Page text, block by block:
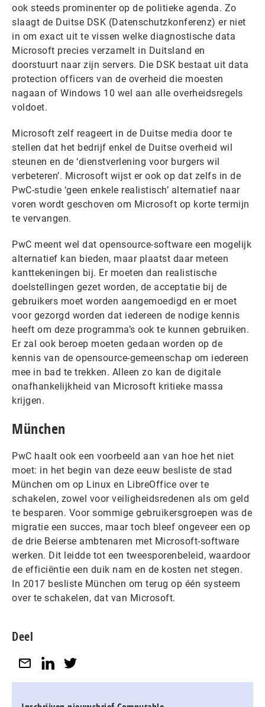
ook steeds prominenter op de politieke agenda. Zo
slaagt de Duitse DSK (Datenschutzkonferenz) er niet
in om exact uit te vissen welke diagnostische data
Microsoft precies verzamelt in Duitsland en
doorstuurt naar zijn servers. Die DSK bestaat uit data
protection officers van de overheid die moesten
nagaan of Windows 10 wel aan alle overheidsregels
voldoet.
Microsoft zelf reageert in de Duitse media door te
stellen dat het bedrijf enkel de Duitse overheid wil
steunen en de ‘dienstverlening voor burgers wil
verbeteren’. Microsoft wijst er ook op dat zelfs in de
PwC-studie ‘geen enkele realistisch’ alternatief naar
voren wordt geschoven om Microsoft op korte termijn
te vervangen.
PwC meent wel dat opensource-software een mogelijk
alternatief kan bieden, maar plaatst daar meteen
kanttekeningen bij. Er moeten dan realistische
doelstellingen gezet worden, de acceptatie bij de
gebruikers moet worden aangemoedigd en er moet
voor gezorgd worden dat iedereen de nodige kennis
heeft om deze programma’s ook te kunnen gebruiken.
Er zal ook beroep moeten gedaan worden op de
kennis van de opensource-gemeenschap om iedereen
mee in bad te trekken. Alleen zo kan de digitale
onafhankelijkheid van Microsoft kritieke massa
krijgen.
München
PwC haalt ook een voorbeeld aan van hoe het niet
moet: in het begin van deze eeuw besliste de stad
München om op Linux en LibreOffice over te
schakelen, zowel voor veiligheidsredenen als om geld
te besparen. Voor sommige gebruikersgroepen was de
migratie een succes, maar toch bleef ongeveer een op
de drie Beierse ambtenaren met Microsoft-software
werken. Dit leidde tot een tweesporenbeleid, waardoor
de efficiëntie een duik nam en de kosten net stegen.
In 2017 besliste München om terug op één systeem
over te schakelen, dat van Microsoft.
Deel